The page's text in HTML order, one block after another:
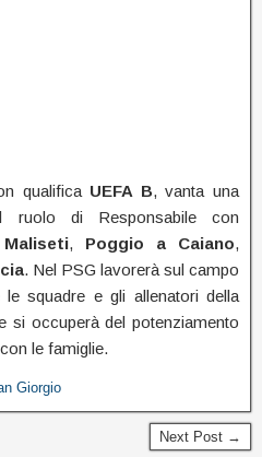
qualifica UEFA B, vanta una
ruolo di Responsabile con
Maliseti, Poggio a Caiano,
. Nel PSG lavorerà sul campo
squadre e gli allenatori della
si occuperà del potenziamento
le famiglie.
Giorgio
Next Post →